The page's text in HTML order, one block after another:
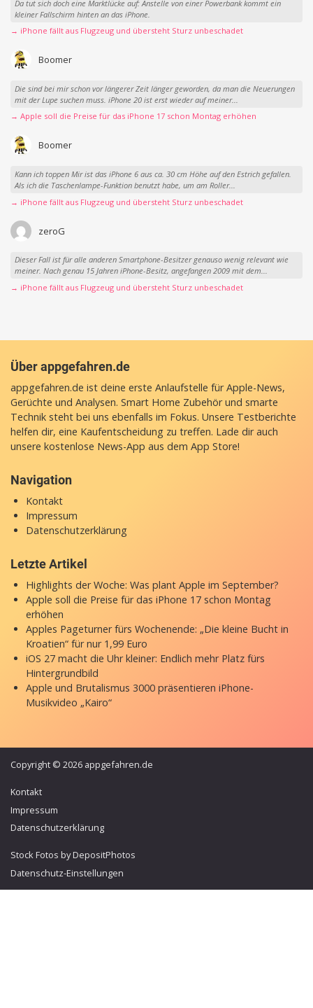
Da tut sich doch eine Marktlücke auf: Anstelle von einer Powerbank kommt ein
kleiner Fallschirm hinten an das iPhone.
→ iPhone fällt aus Flugzeug und übersteht Sturz unbeschadet
Boomer
Die sind bei mir schon vor längerer Zeit länger geworden, da man die Neuerungen
mit der Lupe suchen muss. iPhone 20 ist erst wieder auf meiner...
→ Apple soll die Preise für das iPhone 17 schon Montag erhöhen
Boomer
Kann ich toppen Mir ist das iPhone 6 aus ca. 30 cm Höhe auf den Estrich gefallen.
Als ich die Taschenlampe-Funktion benutzt habe, um am Roller...
→ iPhone fällt aus Flugzeug und übersteht Sturz unbeschadet
zeroG
Dieser Fall ist für alle anderen Smartphone-Besitzer genauso wenig relevant wie
meiner. Nach genau 15 Jahren iPhone-Besitz, angefangen 2009 mit dem...
→ iPhone fällt aus Flugzeug und übersteht Sturz unbeschadet
Über appgefahren.de
appgefahren.de ist deine erste Anlaufstelle für Apple-News,
Gerüchte und Analysen. Smart Home Zubehör und smarte
Technik steht bei uns ebenfalls im Fokus. Unsere Testberichte
helfen dir, eine Kaufentscheidung zu treffen. Lade dir auch
unsere kostenlose News-App aus dem App Store!
Navigation
Kontakt
Impressum
Datenschutzerklärung
Letzte Artikel
Highlights der Woche: Was plant Apple im September?
Apple soll die Preise für das iPhone 17 schon Montag
erhöhen
Apples Pageturner fürs Wochenende: „Die kleine Bucht in
Kroatien“ für nur 1,99 Euro
iOS 27 macht die Uhr kleiner: Endlich mehr Platz fürs
Hintergrundbild
Apple und Brutalismus 3000 präsentieren iPhone-
Musikvideo „Kairo“
Copyright © 2026 appgefahren.de
Kontakt
Impressum
Datenschutzerklärung
Stock Fotos by DepositPhotos
Datenschutz-Einstellungen